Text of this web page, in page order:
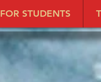
FOR STUDENTS